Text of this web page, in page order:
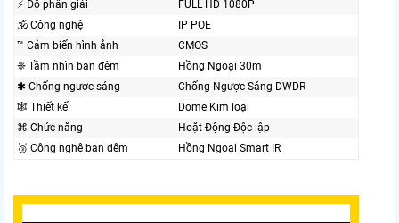
️⚡ Độ phân giải
FULL HD 1080P
🕉️ Công nghệ
IP POE
™️ Cảm biến hình ảnh
CMOS
❈ Tầm nhìn ban đêm
Hồng Ngoại 30m
✱ Chống ngược sáng
Chống Ngược Sáng DWDR
🕸️ Thiết kế
Dome Kim loại
⌘ Chức năng
Hoặt Động Độc lập
🥉 Công nghệ ban đêm
Hồng Ngoại Smart IR